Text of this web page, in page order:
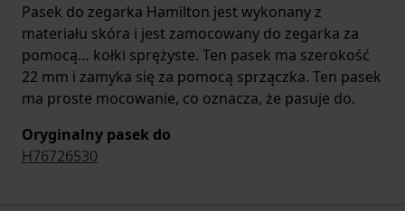
Pasek do zegarka Hamilton jest wykonany z
materiału skóra i jest zamocowany do zegarka za
pomocą… kołki sprężyste. Ten pasek ma szerokość
22 mm i zamyka się za pomocą sprzączka. Ten pasek
ma proste mocowanie, co oznacza, że pasuje do.
Oryginalny pasek do
H76726530